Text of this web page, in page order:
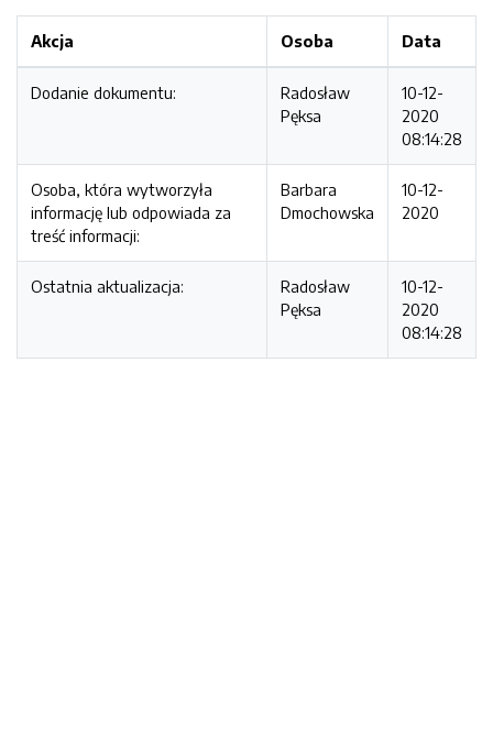
Akcja Osoba Data
Dodanie dokumentu:
Radosław
Pęksa
10-12-
2020
08:14:28
Osoba, która wytworzyła
informację lub odpowiada za
treść informacji:
Barbara
Dmochowska
10-12-
2020
Ostatnia aktualizacja:
Radosław
Pęksa
10-12-
2020
08:14:28